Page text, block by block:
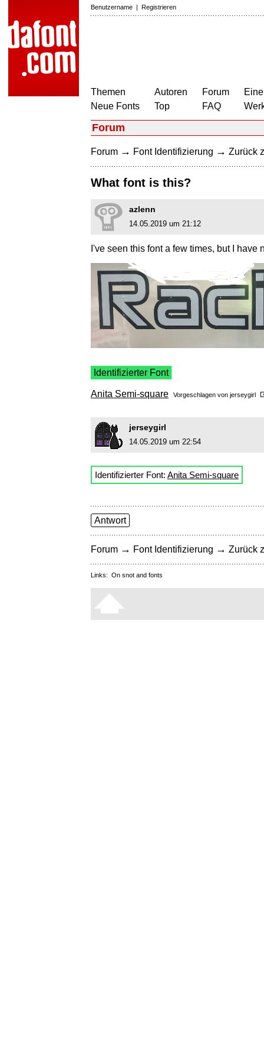
Benutzername | Registrieren
Themen
Neue Fonts
Autoren
Top
Forum
FAQ
Forum
Forum → Font Identifizierung → Zurück
What font is this?
azlenn
14.05.2019 um 21:12
I've seen this font a few times, but I have
Identifizierter Font
Anita Semi-square Vorgeschlagen von jerseygirl
jerseygirl
14.05.2019 um 22:54
Identifizierter Font: Anita Semi-square
Antwort
Forum → Font Identifizierung → Zurück
Links: On snot and fonts